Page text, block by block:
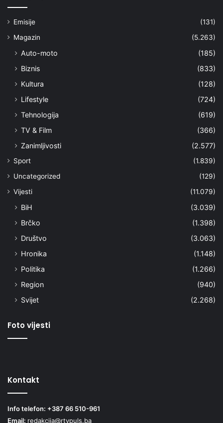
Emisije
(131)
Magazin
(5.263)
Auto-moto
(185)
Biznis
(833)
Kultura
(128)
Lifestyle
(724)
Tehnologija
(619)
TV & Film
(366)
Zanimljivosti
(2.577)
Sport
(1.839)
Uncategorized
(129)
Vijesti
(11.079)
BiH
(3.039)
Brčko
(1.398)
Društvo
(3.063)
Hronika
(1.148)
Politika
(1.266)
Region
(940)
Svijet
(2.268)
Foto vijesti
Kontakt
Info telefon: +387 66 510-961
Email: redakcija@rtvpuls.ba